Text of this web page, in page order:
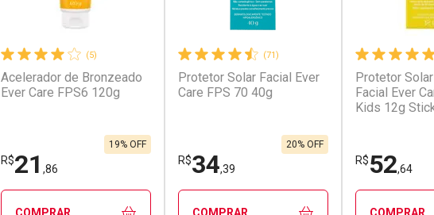
(5)
Acelerador de Bronzeado
Ever Care FPS6 120g
R$21 ,86
19% OFF
COMPRAR
(71)
Protetor Solar Facial Ever
Care FPS 70 40g
R$34,39
20% OFF
COMPRAR
Protetor
Facial Ever
Kids 12g
R$52,64
COMPRAR